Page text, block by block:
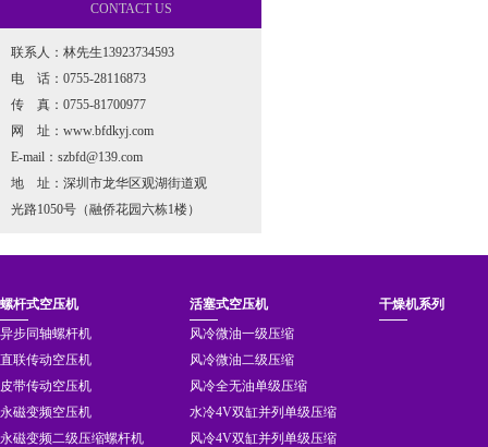
CONTACT US
联系人：林先生13923734593
电 话：0755-28116873
传 真：0755-81700977
网 址：www.bfdkyj.com
E-mail：szbfd@139.com
地 址：深圳市龙华区观湖街道观
光路1050号（融侨花园六栋1楼）
螺杆式空压机
异步同轴螺杆机
直联传动空压机
皮带传动空压机
永磁变频空压机
永磁变频二级压缩螺杆机
活塞式空压机
风冷微油一级压缩
风冷微油二级压缩
风冷全无油单级压缩
水冷4V双缸并列单级压缩
风冷4V双缸并列单级压缩
干燥机系列